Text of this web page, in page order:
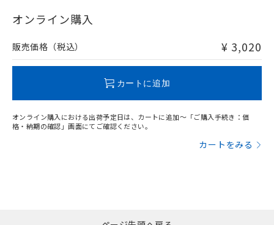
在庫等で未対応品が混在する可能性があります。
問い合わせください。
オンライン購入
販売価格（税込） ¥ 3,020
カートに追加
オンライン購入における出荷予定日は、カートに追加～「ご購入手続き：価
格・納期の確認」画面にてご確認ください。
カートをみる